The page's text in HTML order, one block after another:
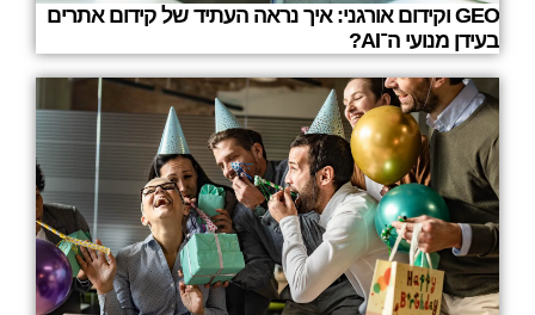
GEO וקידום אורגני: איך נראה העתיד של קידום אתרים
בעידן מנועי ה־AI?